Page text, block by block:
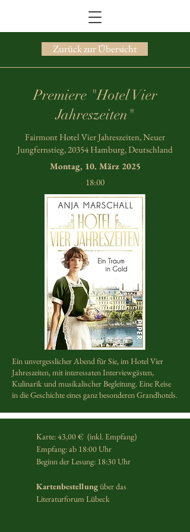
Zurück zur Übersicht
Premiere "Hotel Vier
Jahreszeiten"
Fairmont Hotel Vier Jahreszeiten, Neuer
Jungfernstieg, 20354 Hamburg, Deutschland
Montag, 10. März 2025
18:00
Ein unvergesslicher Abend für Sie, im Hotel Vier
Jahreszeiten, mit interessaten Interviewgästen,
Kulinarik und musikalischer Begleitung. Eine Reise
in die Geschichte eines ganz besonderen Grandhotels.
Karte: 43,00 €  (inkl. Empfang)
Empfang: ab 18:00 Uhr
Beginn der Lesung: 18:30 Uhr
Kartenbestellung über das
Literaturforum Lübeck